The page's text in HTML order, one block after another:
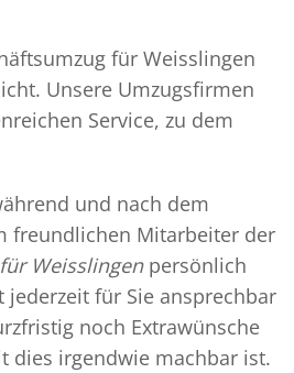
für Weisslingen
Unsere Umzugsfirmen
Service, zu dem
und nach dem
freundlichen Mitarbeiter der
Weisslingenpersönlich
jederzeit für Sie ansprechbar
noch Extrawünsche
dies irgendwie machbar ist.